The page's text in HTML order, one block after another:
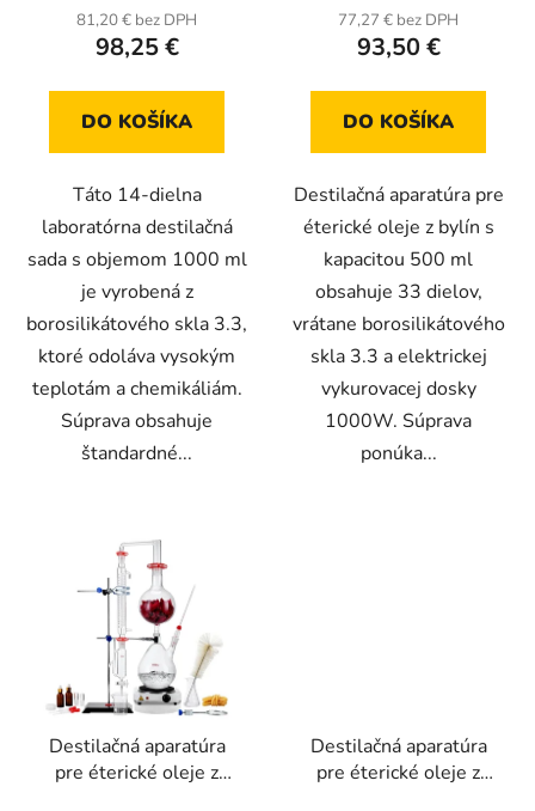
produktu
je
z
81,20 € bez DPH
98,25 €
DO KOŠÍKA
Táto 14-dielna
laboratórna destilačná
sada s objemom 1000 ml
je vyrobená z
borosilikátového skla 3.3,
ktoré odoláva vysokým
teplotám a chemikáliám.
Súprava obsahuje
štandardné...
1000W
produktu
je
z
77,27 € bez DPH
93,50 €
DO KOŠÍKA
Destilačná aparatúra pre
éterické oleje z bylín s
kapacitou 500 ml
obsahuje 33 dielov,
vrátane borosilikátového
skla 3.3 a elektrickej
vykurovacej dosky
1000W. Súprava
ponúka...
Destilačná aparatúra
pre éterické oleje z
Destilačná aparatúra
pre éterické oleje z